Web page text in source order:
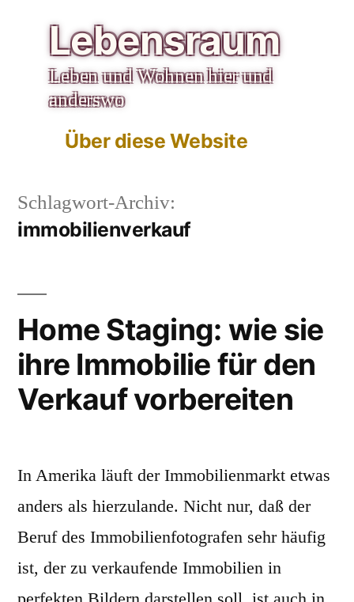
springen
Lebensraum
Leben und Wohnen hier und
anderswo
Über diese Website
Schlagwort-Archiv:
immobilienverkauf
Home Staging: wie sie
ihre Immobilie für den
Verkauf vorbereiten
In Amerika läuft der Immobilienmarkt etwas
anders als hierzulande. Nicht nur, daß der
Beruf des Immobilienfotografen sehr häufig
ist, der zu verkaufende Immobilien in